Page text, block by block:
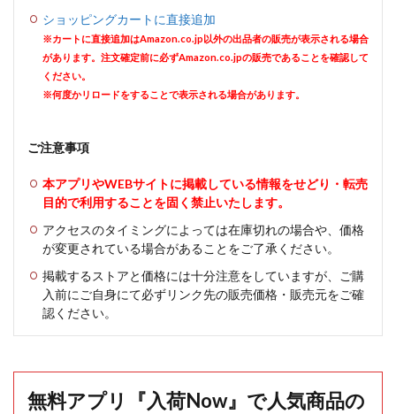
ショッピングカートに直接追加
※カートに直接追加はAmazon.co.jp以外の出品者の販売が表示される場合
があります。注文確定前に必ずAmazon.co.jpの販売であることを確認して
ください。
※何度かリロードをすることで表示される場合があります。
ご注意事項
本アプリやWEBサイトに掲載している情報をせどり・転売
目的で利用することを固く禁止いたします。
アクセスのタイミングによっては在庫切れの場合や、価格
が変更されている場合があることをご了承ください。
掲載するストアと価格には十分注意をしていますが、ご購
入前にご自身にて必ずリンク先の販売価格・販売元をご確
認ください。
無料アプリ『入荷Now』で人気商品の